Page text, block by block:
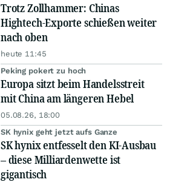
Trotz Zollhammer: Chinas
Hightech-Exporte schießen weiter
nach oben
heute 11:45
Peking pokert zu hoch
Europa sitzt beim Handelsstreit
mit China am längeren Hebel
05.08.26, 18:00
SK hynix geht jetzt aufs Ganze
SK hynix entfesselt den KI-Ausbau
– diese Milliardenwette ist
gigantisch